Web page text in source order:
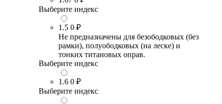
Выберите индекс
1.5 0 ₽
Не предназначены для безободковых (без
рамки), полуободковых (на леске) и
тонких титановых оправ.
Выберите индекс
1.6 0 ₽
Выберите индекс